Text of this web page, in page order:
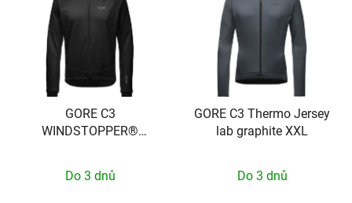
GORE C3
WINDSTOPPER®
Do 3 dnů
GORE C3 Thermo Jersey
lab graphite XXL
Do 3 dnů